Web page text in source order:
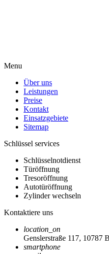
Menu
Über uns
Leistungen
Preise
Kontakt
Einsatzgebiete
Sitemap
Schlüssel services
Schlüsselnotdienst
Türöffnung
Tresoröffnung
Autotüröffnung
Zylinder wechseln
Kontaktiere uns
location_on
Genslerstraße 117, 10787
smartphone